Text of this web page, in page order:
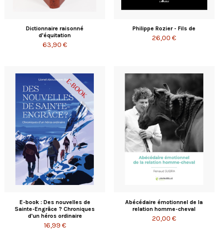
Dictionnaire raisonné
d'équitation
63,90 €
Philippe Rozier - Fils de
26,00 €
E-book : Des nouvelles de
Sainte-Engrâce ? Chroniques
d'un héros ordinaire
16,99 €
Abécédaire émotionnel de la
relation homme-cheval
20,00 €